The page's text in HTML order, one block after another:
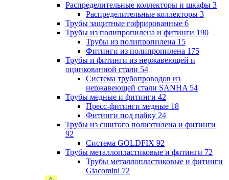
Распределительные коллекторы и шкафы 3
Распределительные коллекторы 3
Трубы защитные гофрированные 6
Трубы из полипропилена и фитинги 190
Трубы из полипропилена 15
Фитинги из полипропилена 175
Трубы и фитинги из нержавеющей и
оцинкованной стали 54
Система трубопроводов из
нержавеющей стали SANHA 54
Трубы медные и фитинги 42
Пресс-фитинги медные 18
Фитинги под пайку 24
Трубы из сшитого полиэтилена и фитинги
92
Система GOLDFIX 92
Трубы металлопластиковые и фитинги 72
Трубы металлопластиковые и фитинги
Giacomini 72